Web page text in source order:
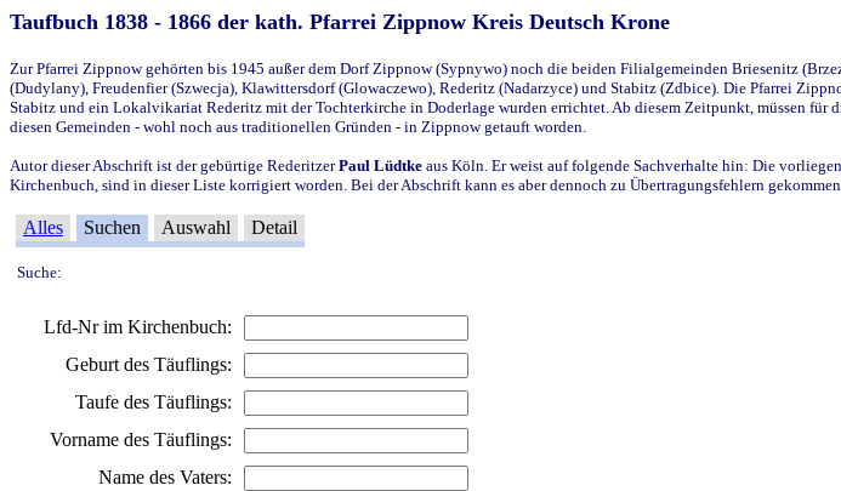
Taufbuch 1838 - 1866 der kath. Pfarrei Zippnow Kreis Deutsch Krone
Zur Pfarrei Zippnow gehörten bis 1945 außer dem Dorf Zippnow (Sypnywo) noch die beiden Filialgemeinden Briesenitz
(Dudylany), Freudenfier (Szwecja), Klawittersdorf (Glowaczewo), Rederitz (Nadarzyce) und Stabitz (Zdbice). Die Pfarrei
Stabitz und ein Lokalvikariat Rederitz mit der Tochterkirche in Doderlage wurden errichtet. Ab diesem Zeitpunkt, müssen für
diesen Gemeinden - wohl noch aus traditionellen Gründen - in Zippnow getauft worden.
Autor dieser Abschrift ist der gebürtige RederitzerPaul Lüdtke aus Köln. Er weist auf folgende Sachverhalte hin: Die
Kirchenbuch, sind in dieser Liste korrigiert worden. Bei der Abschrift kann es aber dennoch zu Übertragungsfehlern
Alles Suchen Auswahl Detail
Suche:
Lfd-Nr im Kirchenbuch:
Geburt des Täuflings:
Taufe des Täuflings:
Vorname des Täuflings:
Name des Vaters: